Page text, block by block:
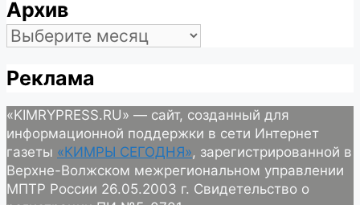
Архив
Архив
Реклама
«KIMRYPRESS.RU» — сайт, созданный для
информационной поддержки в сети Интернет
газеты «КИМРЫ СЕГОДНЯ», зарегистрированной в
Верхне-Волжском межрегиональном управлении
МПТР России 26.05.2003 г. Свидетельство о